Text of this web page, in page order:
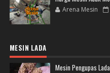
Arena Mesin
MESIN LADA
Mesin Pengupas